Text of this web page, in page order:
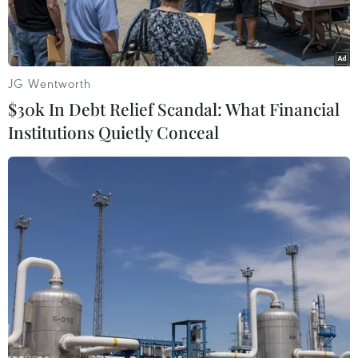
Quang cảnh khu định cư Givat Zeev của Israel gần thành phố
Ramallah, Bờ Tây. (Ảnh: AFP/TTXVN)
Phủ Tổng thống Palestine ngày 22/3 đã lên án
quyết định của Chính phủ Israel thu giữ 800ha
đất của người Palestine nhằm cản trở việc
JG Wentworth
$30k In Debt Relief Scandal: What Financial
Institutions Quietly Conceal